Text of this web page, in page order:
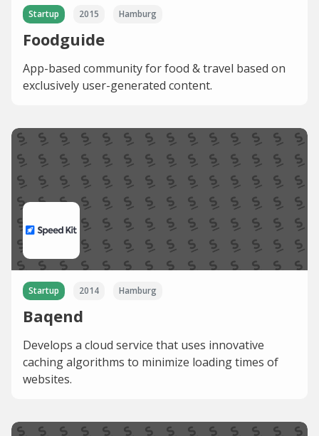
Startup 2015 Hamburg
Foodguide
App-based community for food & travel based on
exclusively user-generated content.
Startup 2014 Hamburg
Baqend
Develops a cloud service that uses innovative
caching algorithms to minimize loading times of
websites.